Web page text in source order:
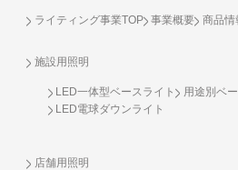
ライティング事業TOP 事業概要 商品情
施設用照明
LED一体型ベースライト
用途別ベ
LED電球ダウンライト
店舗用照明